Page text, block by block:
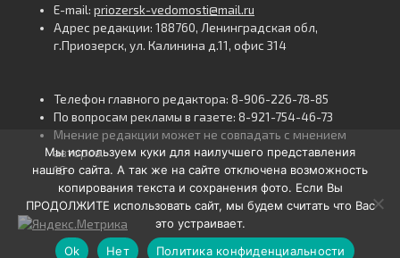
E-mail: priozersk-vedomosti@mail.ru
Адрес редакции: 188760, Ленинградская обл,
г.Приозерск, ул. Калинина д.11, офис 314
Телефон главного редактора: 8-906-226-78-85
По вопросам рекламы в газете: 8-921-754-46-73
Мнение редакции может не совпадать с мнением
авторов.
16+
Мы используем куки для наилучшего представления
нашего сайта. А так же на сайте отключена возможность
копирования текста и сохранения фото. Если Вы
ПРОДОЛЖИТЕ использовать сайт, мы будем считать что Вас
это устраивает.
Ok
Нет Политика конфиденциальности